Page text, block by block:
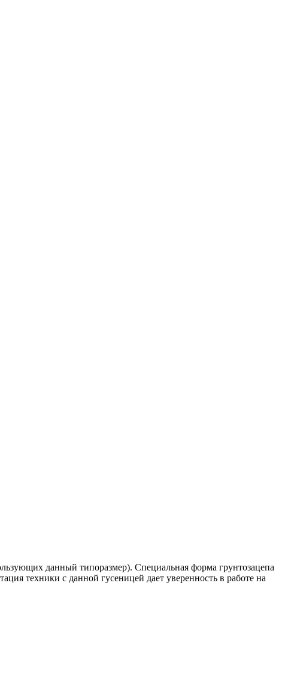
данный типоразмер). Специальная форма грунтозацепа
техники с данной гусеницей дает уверенность в работе на